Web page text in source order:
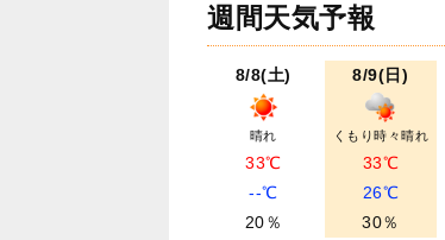
週間天気予報
8/8(土)
晴れ
33℃
--℃
20％
8/9(日)
くもり時々晴れ
33℃
26℃
30％